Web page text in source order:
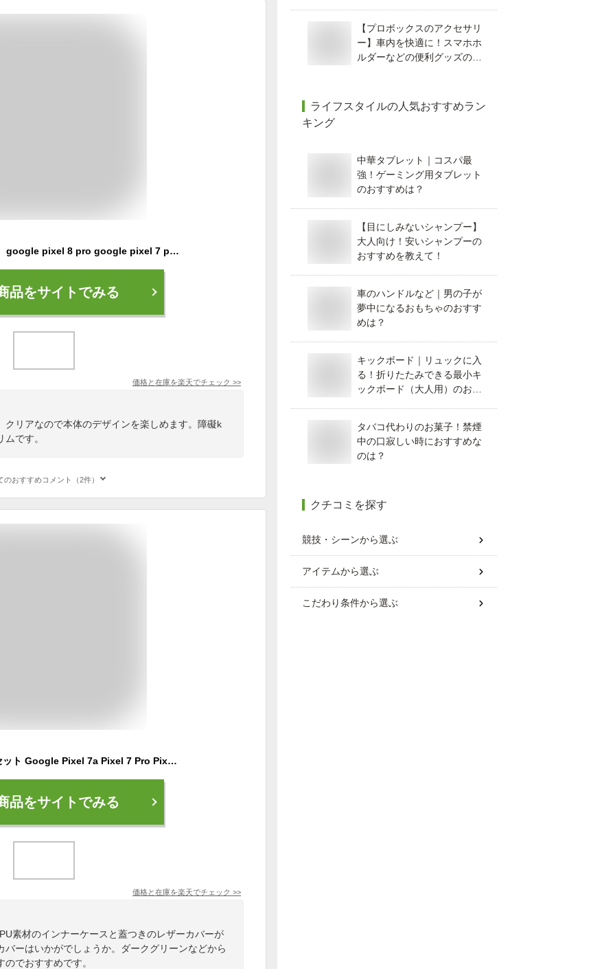
【20%OFFクーポン】 google pixel 8 pro google pixel 7 pro Pixel8 Pixel7 Pixel7a Google pixel 7a ケース クリア 耐衝撃 pixel8pro google pixel6 pro Pixel6 ケース 透明 ハードケース カバー スリム ストラップホール ショルダー 軽量 薄型 おしゃれ シンプル [Fusion]
品をサイトでみる
価格と在庫を楽天でチェック >>
クリアなので本体のデザインを楽しめます。障礙k
です。
のおすすめコメント（2件）
強化ガラスフィルムセット Google Pixel 7a Pixel 7 Pro Pixel 7 Pixel 6a ケース Pixel7a 7Pro pixel6a pixel7a ピクセル7 pro ピクセル7 7a 6a ケース カバー 手帳 6 a カバー 蓋ピタッ 手帳型 PU レザー 滑らか グーグルピクセル tpu おしゃれ カード入れ付 ストラップ付
品をサイトでみる
価格と在庫を楽天でチェック >>
素材のインナーケースと蓋つきのレザーカバーが
ーはいかがでしょうか。ダークグリーンなどから
でおすすめです。
【プロボックスのアクセサリ
ー】車内を快適に！スマホホ
ルダーなどの便利グッズのお
ライフスタイルの人気おすすめラン
キング
中華タブレット｜コスパ最
強！ゲーミング用タブレット
のおすすめは？
【目にしみないシャンプー】
大人向け！安いシャンプーの
おすすめを教えて！
車のハンドルなど｜男の子が
夢中になるおもちゃのおすす
めは？
キックボード｜リュックに入
る！折りたたみできる最小キ
ックボード（大人用）のおす
タバコ代わりのお菓子！禁煙
中の口寂しい時におすすめな
のは？
クチコミを探す
競技・シーンから選ぶ
アイテムから選ぶ
こだわり条件から選ぶ